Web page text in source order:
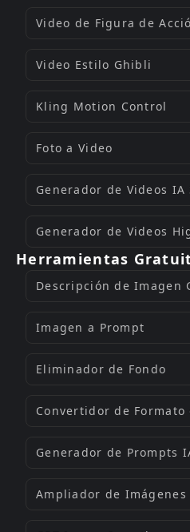
Video de Figura de
Video Estilo Ghibli
Kling Motion Control
Foto a Video
Generador de Videos IA
Generador de Videos
Herramientas
Descripción de Imagen
Imagen a Prompt
Eliminador de Fondo
Convertidor de Formato
Generador de Prompts
Ampliador de Imágenes